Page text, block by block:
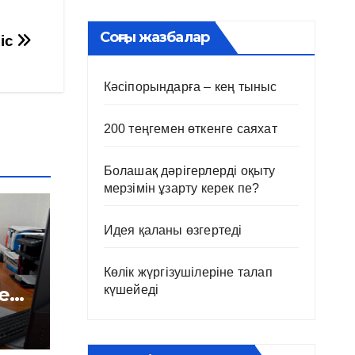
Соңғы жазбалар
Кәсіпорындарға – кең тыныс
200 теңгемен өткенге саяхат
Болашақ дәрігерлерді оқыту
мерзімін ұзарту керек пе?
Идея қаланы өзгертеді
Көлік жүргізушілеріне талап
күшейеді